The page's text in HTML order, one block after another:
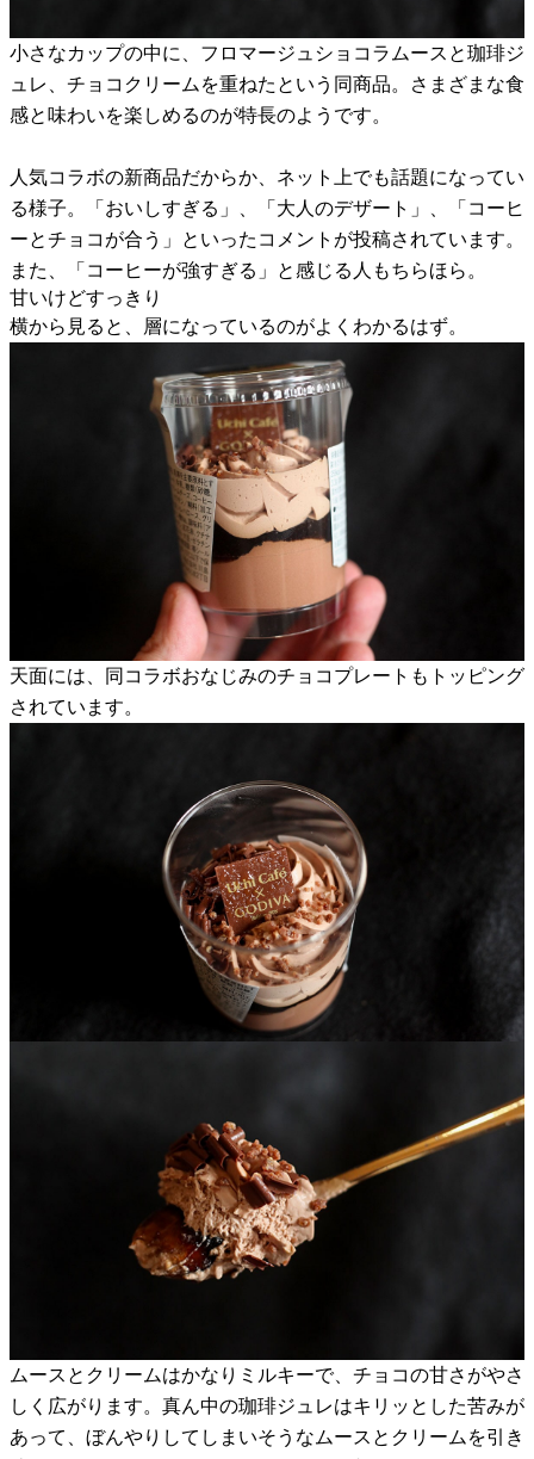
小さなカップの中に、フロマージュショコラムースと珈琲ジ
ュレ、チョコクリームを重ねたという同商品。さまざまな食
感と味わいを楽しめるのが特長のようです。
人気コラボの新商品だからか、ネット上でも話題になってい
る様子。「おいしすぎる」、「大人のデザート」、「コーヒ
ーとチョコが合う」といったコメントが投稿されています。
また、「コーヒーが強すぎる」と感じる人もちらほら。
甘いけどすっきり
横から見ると、層になっているのがよくわかるはず。
天面には、同コラボおなじみのチョコプレートもトッピング
されています。
ムースとクリームはかなりミルキーで、チョコの甘さがやさ
しく広がります。真ん中の珈琲ジュレはキリッとした苦みが
あって、ぼんやりしてしまいそうなムースとクリームを引き